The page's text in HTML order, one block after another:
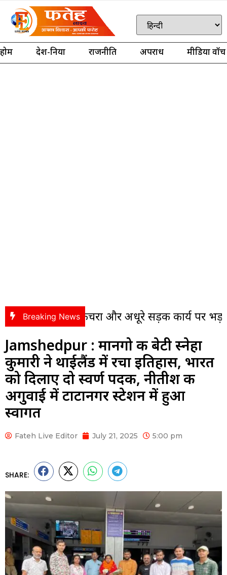
होम देश-दुनिया राजनीति अपराध मीडिया वॉच
Breaking News
में कचरा और अधूरे सड़क कार्य पर भड़के पंसस,
Jamshedpur : मानगो की बेटी स्नेहा
कुमारी ने थाईलैंड में रचा इतिहास, भारत
को दिलाए दो स्वर्ण पदक, नीतीश की
अगुवाई में टाटानगर स्टेशन में हुआ
स्वागत
Fateh Live Editor July 21, 2025 5:00 pm
SHARE: